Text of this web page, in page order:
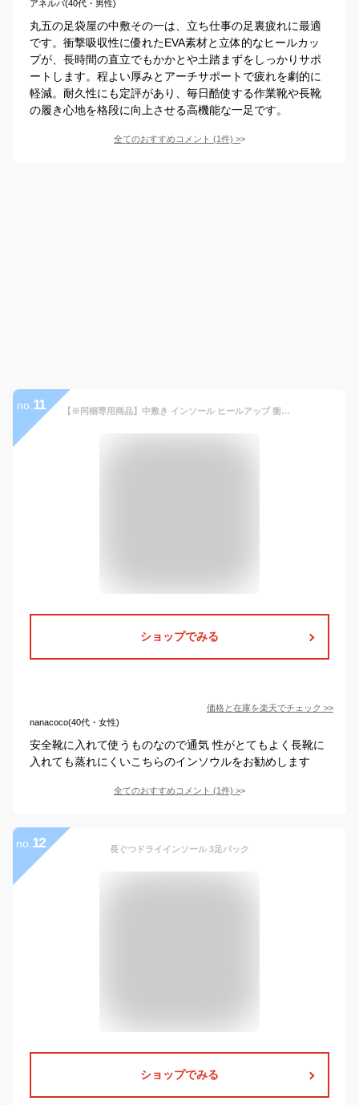
アネルバ(40代・男性)
丸五の足袋屋の中敷その一は、立ち仕事の足裏疲れに最適
です。衝撃吸収性に優れたEVA素材と立体的なヒールカッ
プが、長時間の直立でもかかとや土踏まずをしっかりサポ
ートします。程よい厚みとアーチサポートで疲れを劇的に
軽減。耐久性にも定評があり、毎日酷使する作業靴や長靴
の履き心地を格段に向上させる高機能な一足です。
全てのおすすめコメント (1件) >
no. 11 【※同梱専用商品】中敷き インソール ヒールアップ 衝撃 吸収 消臭 通気 低反発 クッション ブーツ スニーカー ランニング スポーツ ビジネス 柔らか 疲れにくい 立ち仕事 長靴 安全靴 身長アップ メンズ レディース 中敷 かかと 靴 靴ケア用品
ショップでみる
価格と在庫を楽天でチェック >>
nanacoco(40代・女性)
安全靴に入れて使うものなので通気 性がとてもよく長靴に
入れても蒸れにくいこちらのインソウルをお勧めします
全てのおすすめコメント (1件) >
no. 12 長ぐつドライインソール 3足パック
ショップでみる